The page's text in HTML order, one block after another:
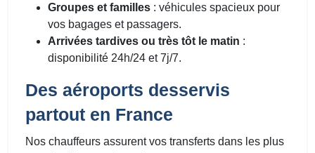
Groupes et familles : véhicules spacieux pour
vos bagages et passagers.
Arrivées tardives ou très tôt le matin :
disponibilité 24h/24 et 7j/7.
Des aéroports desservis
partout en France
Nos chauffeurs assurent vos transferts dans les plus